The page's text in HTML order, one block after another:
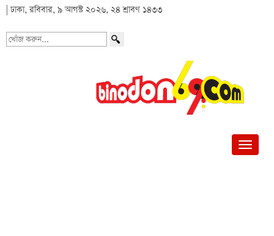
| ঢাকা, রবিবার, ৯ আগস্ট ২০২৬, ২৪ শ্রাবণ ১৪৩৩
খোঁজ